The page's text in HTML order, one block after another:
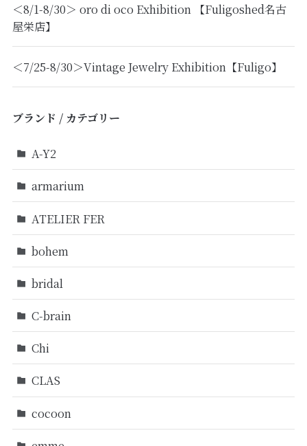
＜8/1-8/30＞ oro di oco Exhibition 【Fuligoshed名古
屋栄店】
＜7/25-8/30＞Vintage Jewelry Exhibition【Fuligo】
ブランド / カテゴリー
A-Y2
armarium
ATELIER FER
bohem
bridal
C-brain
Chi
CLAS
cocoon